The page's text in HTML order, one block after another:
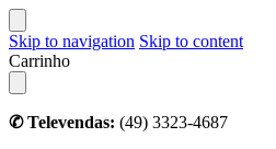
Skip to navigation Skip to content
Carrinho
✆ Televendas: (49) 3323-4687